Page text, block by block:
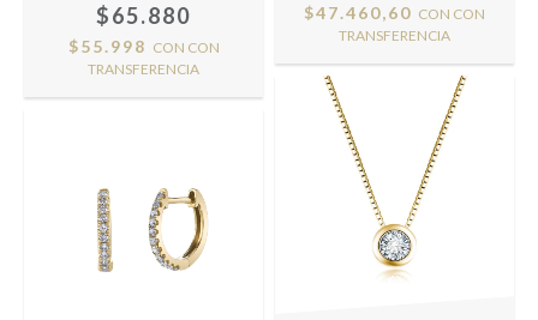
$65.880
$55.998 CON CON
TRANSFERENCIA
$47.460,60 CON CON
TRANSFERENCIA